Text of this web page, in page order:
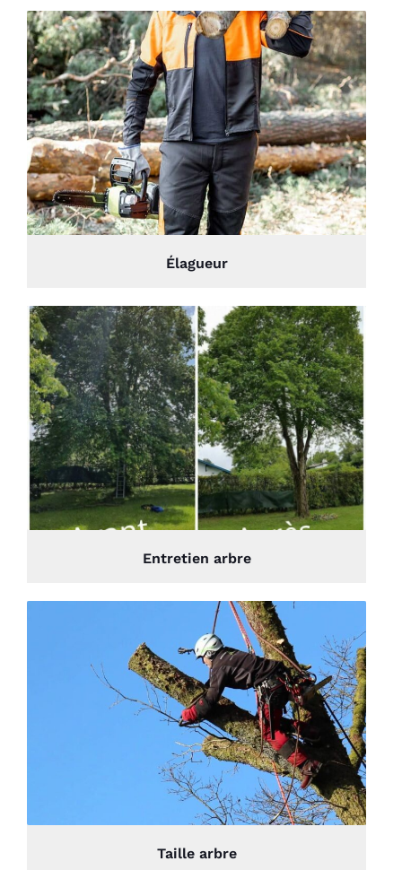
Élagueur
Entretien arbre
Taille arbre